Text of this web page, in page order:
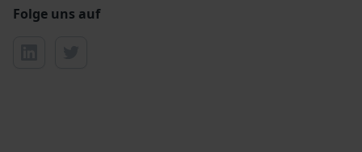
Folge uns auf